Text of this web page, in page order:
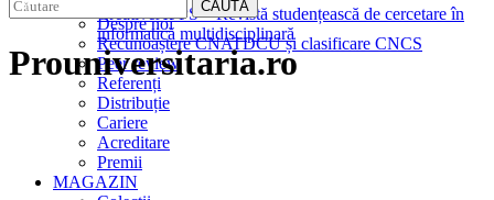
CreativeAPPS – Revistă studențească de cercetare în
informatică multidisciplinară
EDITURA
Despre noi
Recunoaștere CNATDCU și clasificare CNCS
Peer review
Referenți
Distribuție
Cariere
Acreditare
Premii
MAGAZIN
CAUTĂ
Prouniversitaria.ro